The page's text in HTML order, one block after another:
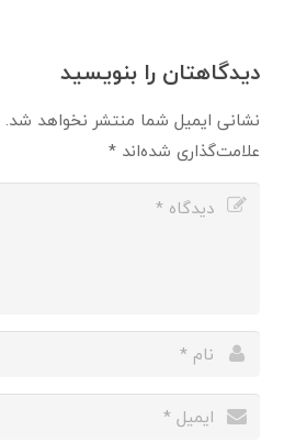
دیدگاهتان را بنویسید
نشانی ایمیل شما منتشر نخواهد شد.
علامت‌گذاری شده‌اند*